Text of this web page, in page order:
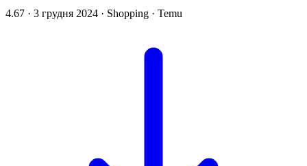
4.67 · 3 грудня 2024 · Shopping · Temu